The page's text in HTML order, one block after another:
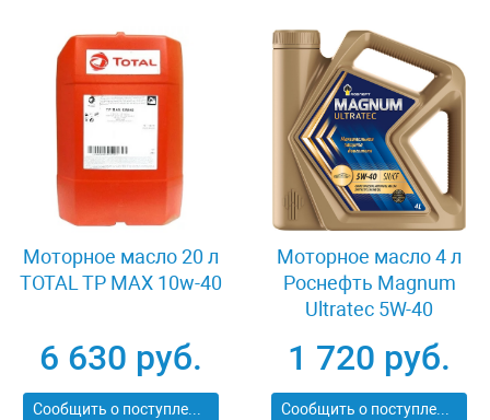
Моторное масло 20 л
TOTAL TP MAX 10w-40
6 630 руб.
Сообщить о поступлении
Моторное масло 4 л
Роснефть Magnum
Ultratec 5W-40
1 720 руб.
Сообщить о поступлении